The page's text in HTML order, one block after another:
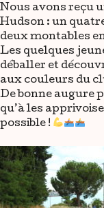
Nous avons reçu
Hudson : un
deux montables
Les quelques
déballer et
aux couleurs du
De bonne augure
qu’à les
possible !